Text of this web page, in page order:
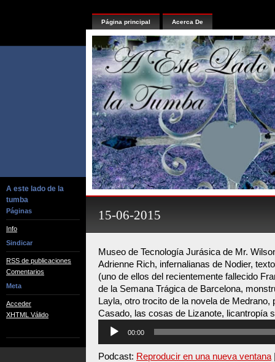
A este lado de la
tumba
Páginas
Info
Sindicar
RSS de publicaciones
Comentarios
Meta
Acceder
XHTML Válido
Página principal Acerca De
15-06-2015
Museo de Tecnología Jurásica de Mr.
Adrienne Rich, infernalianas de Nodier,
(uno de ellos del recientemente fallecido
de la Semana Trágica de Barcelona,
Layla, otro trocito de la novela de Medrano,
Casado, las cosas de Lizanote, licantropía
Reproductor
audio
00:00
Podcast: Reproducir en una nueva ventana